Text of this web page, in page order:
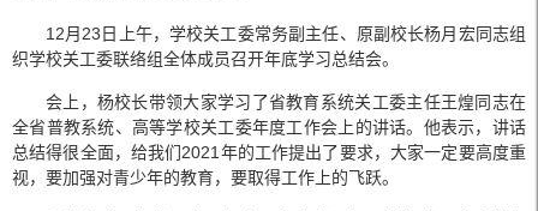
12月23日上午，学校关工委常务副主任、原副校长杨月宏同志组
织学校关工委联络组全体成员召开年底学习总结会。
会上，杨校长带领大家学习了省教育系统关工委主任王煌同志在
全省普教系统、高等学校关工委年度工作会上的讲话。他表示，讲话
总结得很全面，给我们2021年的工作提出了要求，大家一定要高度重
视，要加强对青少年的教育，要取得工作上的飞跃。